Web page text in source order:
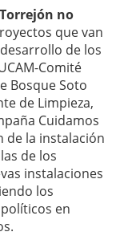
no
que van
de los
Comité
Bosque Soto
de Limpieza,
Cuidamos
de la instalación
de los
instalaciones
los
en